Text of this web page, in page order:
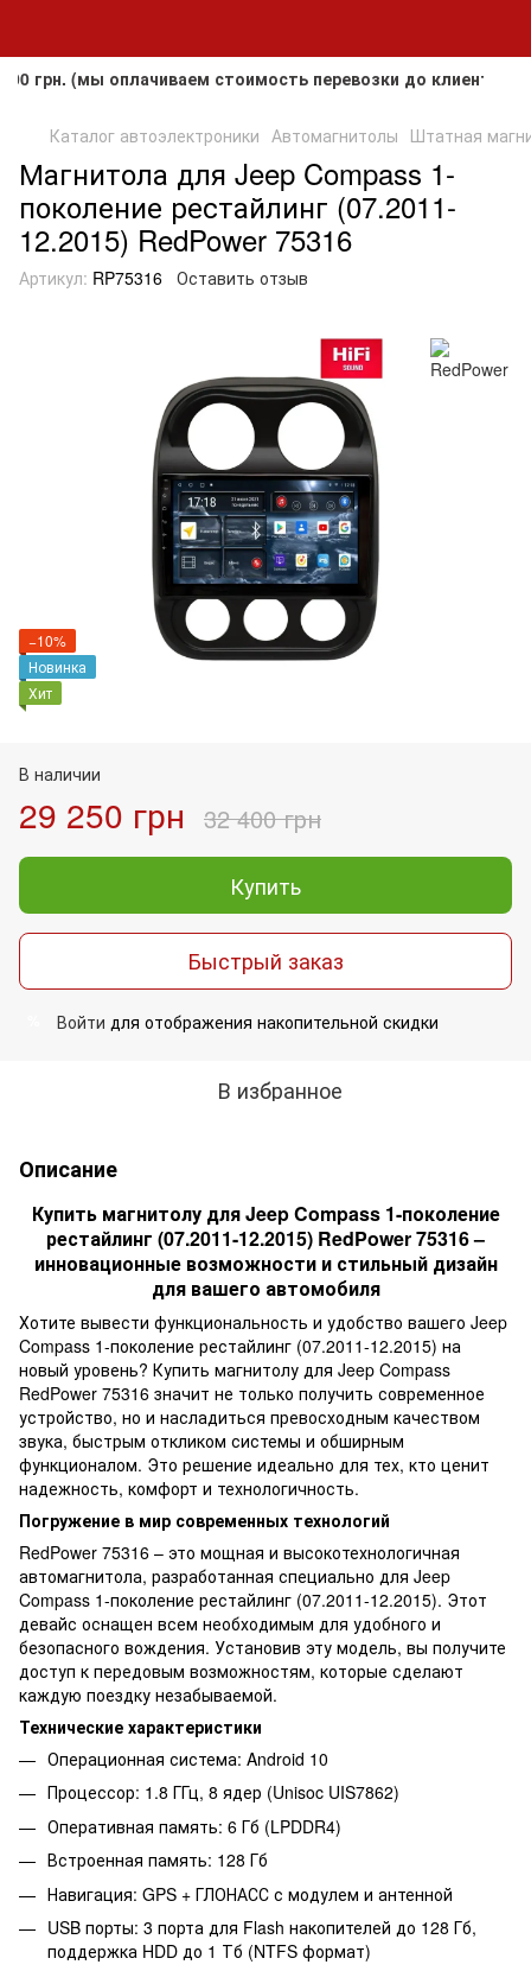
оплачиваем стоимость перевозки до клиента, но
Каталог автоэлектроники Автомагнитолы Штатная
Магнитола для Jeep Compass 1-
поколение рестайлинг (07.2011-
12.2015) RedPower 75316
Артикул: RP75316 Оставить отзыв
−10%
Новинка
Хит
В наличии
29 250 грн 32 400 грн
Купить
Быстрый заказ
Войти для отображения накопительной скидки
В избранное
Описание
Купить магнитолу для Jeep Compass 1-поколение
рестайлинг (07.2011-12.2015) RedPower 75316 –
инновационные возможности и стильный дизайн
для вашего автомобиля
Хотите вывести функциональность и удобство вашего Jeep
Compass 1-поколение рестайлинг (07.2011-12.2015) на
новый уровень? Купить магнитолу для Jeep Compass
RedPower 75316 значит не только получить современное
устройство, но и насладиться превосходным качеством
звука, быстрым откликом системы и обширным
функционалом. Это решение идеально для тех, кто ценит
надежность, комфорт и технологичность.
Погружение в мир современных технологий
RedPower 75316 – это мощная и высокотехнологичная
автомагнитола, разработанная специально для Jeep
Compass 1-поколение рестайлинг (07.2011-12.2015). Этот
девайс оснащен всем необходимым для удобного и
безопасного вождения. Установив эту модель, вы получите
доступ к передовым возможностям, которые сделают
каждую поездку незабываемой.
Технические характеристики
Операционная система: Android 10
Процессор: 1.8 ГГц, 8 ядер (Unisoc UIS7862)
Оперативная память: 6 Гб (LPDDR4)
Встроенная память: 128 Гб
Навигация: GPS + ГЛОНАСС с модулем и антенной
USB порты: 3 порта для Flash накопителей до 128 Гб,
поддержка HDD до 1 Тб (NTFS формат)